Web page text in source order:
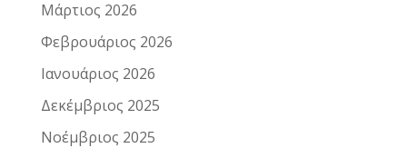
Μάρτιος 2026
Φεβρουάριος 2026
Ιανουάριος 2026
Δεκέμβριος 2025
Νοέμβριος 2025